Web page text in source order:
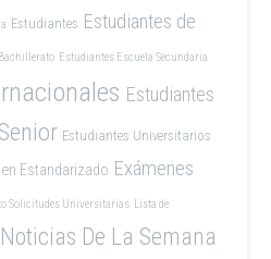
Estudiantes Estudiantes de
Estudiantes Escuela Secundaria
Estudiantes
Estudiantes Universitarios
Estandarizado Exámenes
Solicitudes Universitarias Lista de
Noticias De La Semana